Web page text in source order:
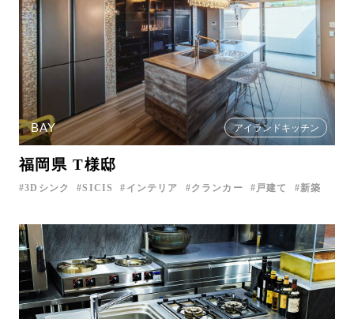
BAY アイランドキッチン
福岡県 T様邸
3Dシンク SICIS インテリア クランカー 戸建て 新築